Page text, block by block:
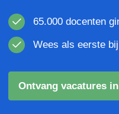
65.000 docenten
Wees als eerste
Ontvang vacatures in